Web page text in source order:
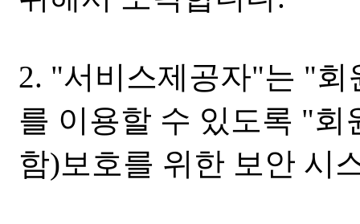
2. "서비스제공자"는 "
를 이용할 수 있도록 "
함)보호를 위한 보안 시